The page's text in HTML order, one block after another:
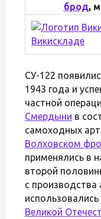
брод, м
Викискладе
СУ-122
1943 года и
частной
Смердыни в
самоходных
Волховском
применялись в
второй
с производства
Великой